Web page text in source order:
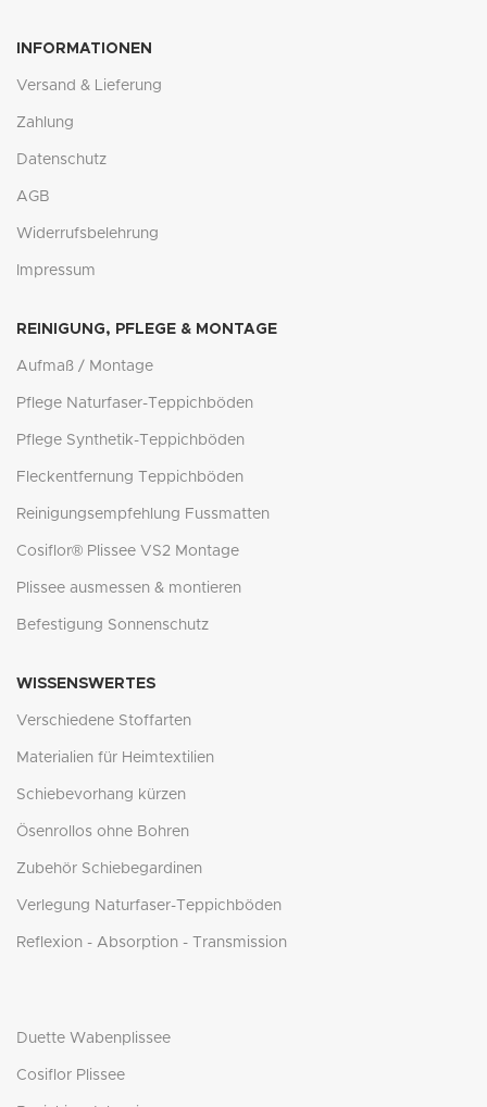
INFORMATIONEN
Versand & Lieferung
Zahlung
Datenschutz
AGB
Widerrufsbelehrung
Impressum
REINIGUNG, PFLEGE & MONTAGE
Aufmaß / Montage
Pflege Naturfaser-Teppichböden
Pflege Synthetik-Teppichböden
Fleckentfernung Teppichböden
Reinigungsempfehlung Fussmatten
Cosiflor® Plissee VS2 Montage
Plissee ausmessen & montieren
Befestigung Sonnenschutz
WISSENSWERTES
Verschiedene Stoffarten
Materialien für Heimtextilien
Schiebevorhang kürzen
Ösenrollos ohne Bohren
Zubehör Schiebegardinen
Verlegung Naturfaser-Teppichböden
Reflexion - Absorption - Transmission
Duette Wabenplissee
Cosiflor Plissee